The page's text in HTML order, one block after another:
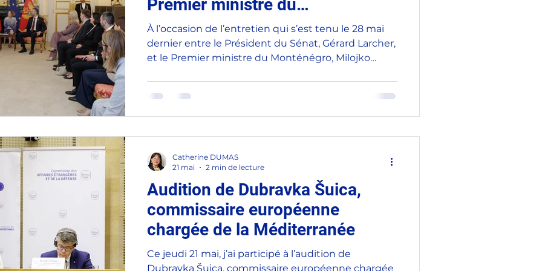
Premier ministre du
Monténégro, Milojko Spajić
À l’occasion de l’entretien qui s’est tenu le 28 mai
dernier entre le Président du Sénat, Gérard Larcher,
et le Premier ministre du Monténégro, Milojko
et des Forces armées du Sénat. Cette rencontre est
intervenue alors que le Monténégro célébrait les
occidentaux a connu une évolution s
Audition de Dubravka Šuica,
commissaire européenne
chargée de la Méditerranée
Ce jeudi 21 mai, j’ai participé à l’audition de
Dubravka Šuica, commissaire européenne chargée
Catherine DUMAS
21 mai
2 min de lecture